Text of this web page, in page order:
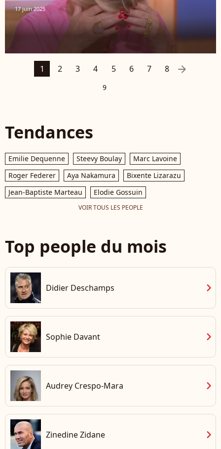
17 juin 2025
1 2 3 4 5 6 7 8
9
arrow_right
Tendances
Emilie Dequenne Steevy Boulay
Marc Lavoine
Roger Federer
Aya Nakamura
Bixente Lizarazu
Jean-Baptiste Marteau
Elodie Gossuin
VOIR TOUS LES PEOPLE
Top people du mois
Didier Deschamps chevron_right
Sophie Davant chevron_right
Audrey Crespo-Mara chevron_right
Zinedine Zidane chevron_right